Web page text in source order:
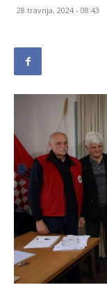
28 travnja, 2024 - 08:43